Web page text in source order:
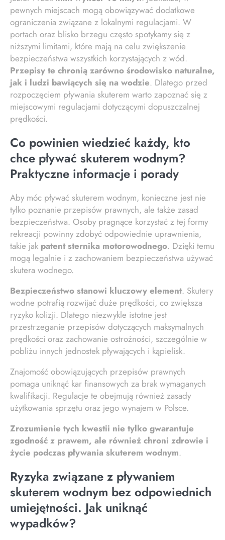
pewnych miejscach mogą obowiązywać dodatkowe
ograniczenia związane z lokalnymi regulacjami. W
portach oraz blisko brzegu często spotykamy się z
niższymi limitami, które mają na celu zwiększenie
bezpieczeństwa wszystkich korzystających z wód.
Przepisy te chronią zarówno środowisko naturalne,
jak i ludzi bawiących się na wodzie. Dlatego przed
rozpoczęciem pływania skuterem warto zapoznać się z
miejscowymi regulacjami dotyczącymi dopuszczalnej
prędkości.
Co powinien wiedzieć każdy, kto
chce pływać skuterem wodnym?
Praktyczne informacje i porady
Aby móc pływać skuterem wodnym, konieczne jest nie
tylko poznanie przepisów prawnych, ale także zasad
bezpieczeństwa. Osoby pragnące korzystać z tej formy
rekreacji powinny zdobyć odpowiednie uprawnienia,
takie jak patent sternika motorowodnego. Dzięki temu
mogą legalnie i z zachowaniem bezpieczeństwa używać
skutera wodnego.
Bezpieczeństwo stanowi kluczowy element. Skutery
wodne potrafią rozwijać duże prędkości, co zwiększa
ryzyko kolizji. Dlatego niezwykle istotne jest
przestrzeganie przepisów dotyczących maksymalnych
prędkości oraz zachowanie ostrożności, szczególnie w
pobliżu innych jednostek pływających i kąpielisk.
Znajomość obowiązujących przepisów prawnych
pomaga uniknąć kar finansowych za brak wymaganych
kwalifikacji. Regulacje te obejmują również zasady
użytkowania sprzętu oraz jego wynajem w Polsce.
Zrozumienie tych kwestii nie tylko gwarantuje
zgodność z prawem, ale również chroni zdrowie i
życie podczas pływania skuterem wodnym.
Ryzyka związane z pływaniem
skuterem wodnym bez odpowiednich
umiejętności. Jak uniknąć
wypadków?